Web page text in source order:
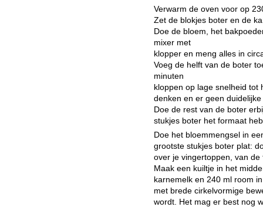
Verwarm de oven voor op
Zet de blokjes boter en de
Doe de bloem, het
mixer met
klopper en meng alles in
Voeg de helft van de boter
minuten
kloppen op lage snelheid tot
denken en er geen
Doe de rest van de boter
stukjes boter het formaat
Doe het bloemmengsel in
grootste stukjes boter plat:
over je vingertoppen, van
Maak een kuiltje in het
karnemelk en 240 ml room
met brede cirkelvormige
wordt. Het mag er best nog